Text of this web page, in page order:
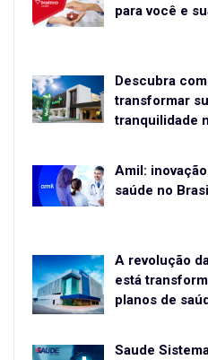
para você e
Descubra
transformar
tranquilidade
Amil:
saúde no
A revolução
está
planos de
Saude